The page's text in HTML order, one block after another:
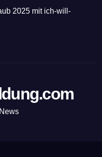
2025 mit ich-will-